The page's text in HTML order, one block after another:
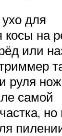
для
на
или
руля
самой
но